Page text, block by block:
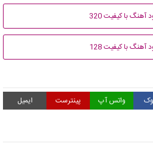
آهنگ با کیفیت 320
آهنگ با کیفیت 128
واتس آپ پینترست ایمیل